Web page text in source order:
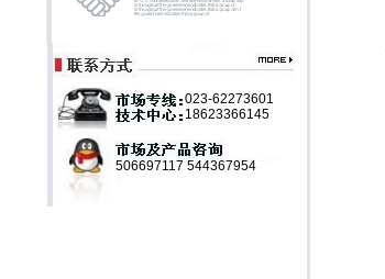
023-62273601
18623366145
506697117 544367954